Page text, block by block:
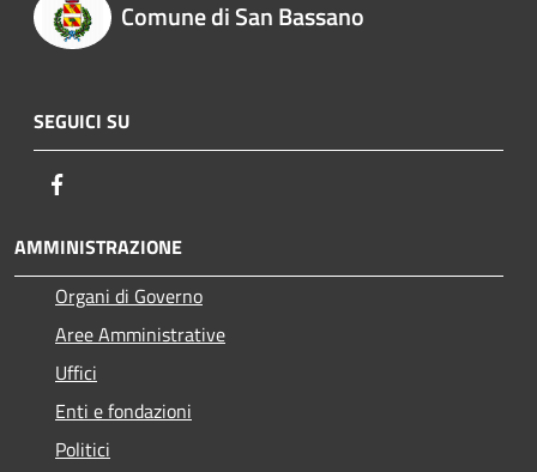
Comune di San Bassano
SEGUICI SU
AMMINISTRAZIONE
Organi di Governo
Aree Amministrative
Uffici
Enti e fondazioni
Politici